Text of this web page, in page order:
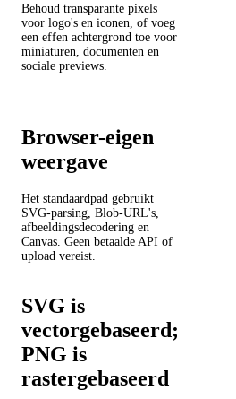
Behoud transparante pixels
voor logo's en iconen, of voeg
een effen achtergrond toe voor
miniaturen, documenten en
sociale previews.
Browser-eigen
weergave
Het standaardpad gebruikt
SVG-parsing, Blob-URL's,
afbeeldingsdecodering en
Canvas. Geen betaalde API of
upload vereist.
SVG is
vectorgebaseerd;
PNG is
rastergebaseerd